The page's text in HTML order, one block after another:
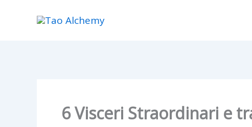
6 Visceri Straordinari e